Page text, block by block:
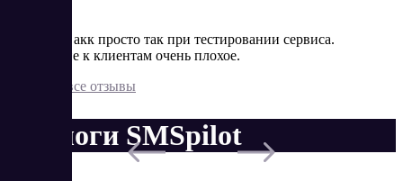
Блокирую акк просто так при тестировании сервиса.
Отношение к клиентам очень плохое.
Показать все отзывы
Аналоги SMSpilot